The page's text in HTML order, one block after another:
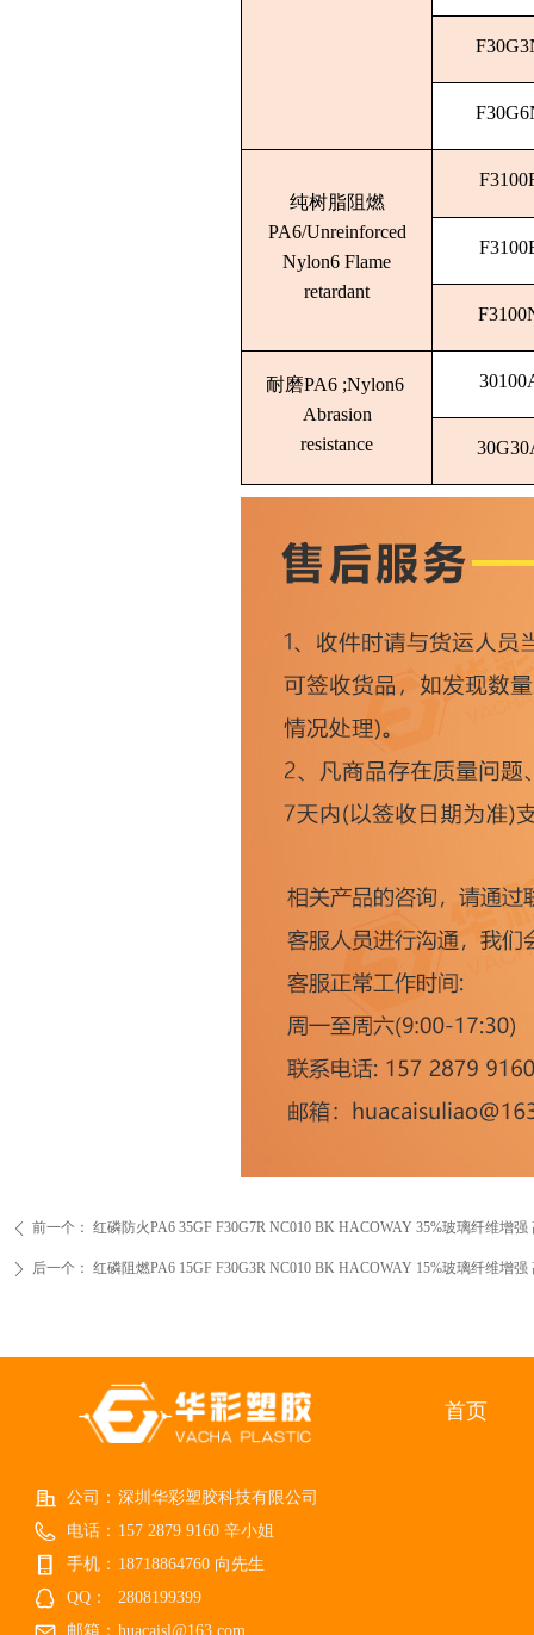
ꄴ 前一个： 红磷防火PA6 35GF F30G7R NC010 BK HACOWAY 35%玻璃纤维增强
ꄲ 后一个： 红磷阻燃PA6 15GF F30G3R NC010 BK HACOWAY 15%玻璃纤维增强
纯树脂阻燃
PA6/Unreinforced
Nylon6 Flame
retardant
耐磨PA6 ;Nylon6
Abrasion
resistance
公司： 深圳华彩塑胶科技有限公司
电话： 157 2879 9160 辛小姐
手机： 18718864760 向先生
QQ：
2808199399
邮箱： huacaisl@163.com
首页